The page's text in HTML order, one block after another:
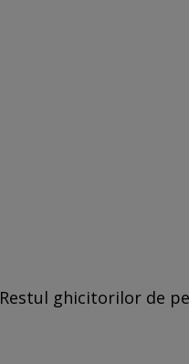
Restul ghicitorilor de